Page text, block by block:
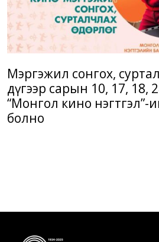
Мэргэжил сонгох,
дүгээр сарын 10, 17, 18,
“Монгол кино нэгтгэл”-
болно